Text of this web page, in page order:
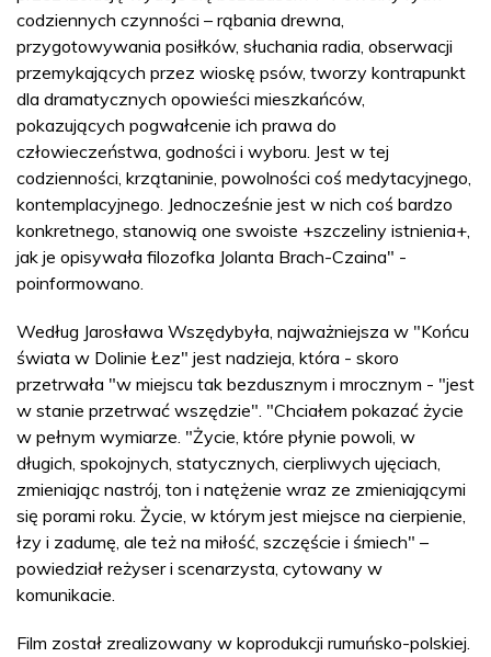
codziennych czynności – rąbania drewna,
przygotowywania posiłków, słuchania radia, obserwacji
przemykających przez wioskę psów, tworzy kontrapunkt
dla dramatycznych opowieści mieszkańców,
pokazujących pogwałcenie ich prawa do
człowieczeństwa, godności i wyboru. Jest w tej
codzienności, krzątaninie, powolności coś medytacyjnego,
kontemplacyjnego. Jednocześnie jest w nich coś bardzo
konkretnego, stanowią one swoiste +szczeliny istnienia+,
jak je opisywała filozofka Jolanta Brach-Czaina" -
poinformowano.
Według Jarosława Wszędybyła, najważniejsza w "Końcu
świata w Dolinie Łez" jest nadzieja, która - skoro
przetrwała "w miejscu tak bezdusznym i mrocznym - "jest
w stanie przetrwać wszędzie". "Chciałem pokazać życie
w pełnym wymiarze. "Życie, które płynie powoli, w
długich, spokojnych, statycznych, cierpliwych ujęciach,
zmieniając nastrój, ton i natężenie wraz ze zmieniającymi
się porami roku. Życie, w którym jest miejsce na cierpienie,
łzy i zadumę, ale też na miłość, szczęście i śmiech" –
powiedział reżyser i scenarzysta, cytowany w
komunikacie.
Film został zrealizowany w koprodukcji rumuńsko-polskiej.